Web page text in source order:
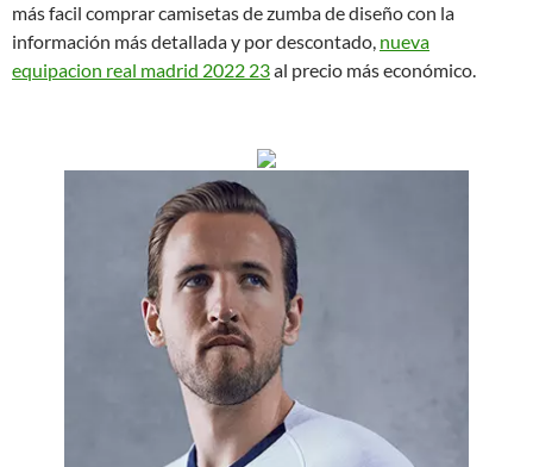
más facil comprar camisetas de zumba de diseño con la
información más detallada y por descontado, nueva
equipacion real madrid 2022 23al precio más económico.